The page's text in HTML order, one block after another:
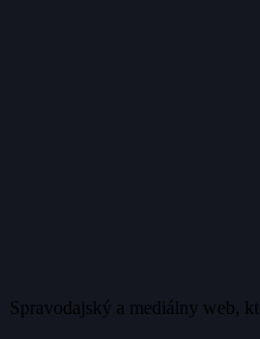
Spravodajský a mediálny web,